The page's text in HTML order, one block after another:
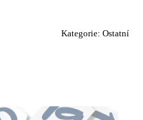
Kategorie: Ostatní